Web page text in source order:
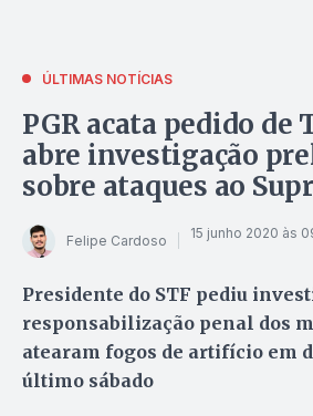
ÚLTIMAS NOTÍCIAS
PGR acata pedido de
abre investigação
sobre ataques ao
Felipe Cardoso 15 junho 2020 às
Presidente do STF pediu
responsabilização penal dos
atearam fogos de artifício em
último sábado